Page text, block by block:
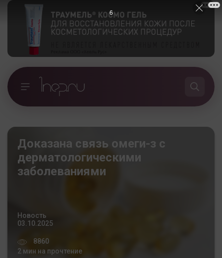
Доказана связь омеги-з с
дерматологическими
заболеваниями
Новость
03.10.2025
8860
2 мин на прочтение
5